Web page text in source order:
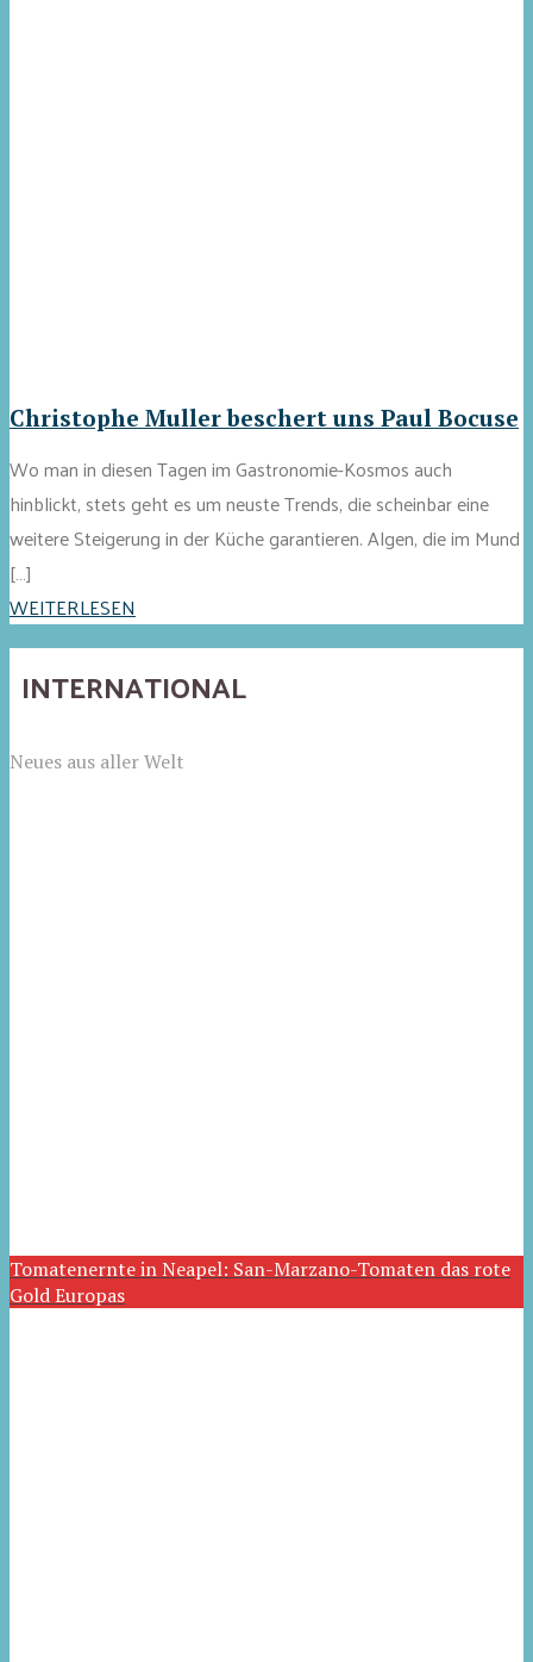
Christophe Muller beschert uns Paul Bocuse
Wo man in diesen Tagen im Gastronomie-Kosmos auch
hinblickt, stets geht es um neuste Trends, die scheinbar eine
weitere Steigerung in der Küche garantieren. Algen, die im Mund
[…]
WEITERLESEN
INTERNATIONAL
Neues aus aller Welt
Tomatenernte in Neapel: San-Marzano-Tomaten das rote
Gold Europas